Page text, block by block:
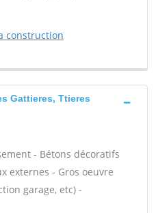
construction
Gattieres, Ttieres
- Bétons décoratifs
externes - Gros oeuvre
garage, etc) -